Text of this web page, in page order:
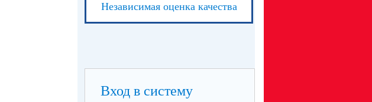
Независимая оценка качества
Вход в систему